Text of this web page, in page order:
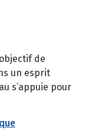
de
un esprit
s’appuie pour